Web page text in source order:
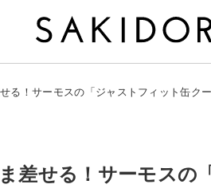
る！サーモスの「ジャストフィット缶クー
差せる！サーモスの